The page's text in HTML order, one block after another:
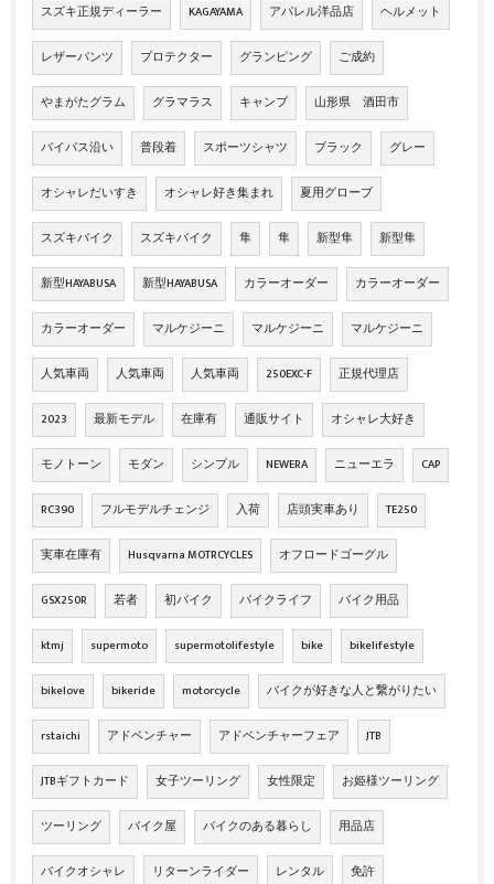
スズキ正規ディーラー KAGAYAMA アパレル洋品店 ヘルメット
レザーパンツ プロテクター グランピング ご成約
やまがたグラム グラマラス キャンプ 山形県 酒田市
バイパス沿い 普段着 スポーツシャツ ブラック グレー
オシャレだいすき オシャレ好き集まれ 夏用グローブ
スズキバイク スズキバイク 隼 隼 新型隼 新型隼
新型HAYABUSA 新型HAYABUSA カラーオーダー カラーオーダー
カラーオーダー マルケジーニ マルケジーニ マルケジーニ
人気車両 人気車両 人気車両 250EXC-F 正規代理店
2023 最新モデル 在庫有 通販サイト オシャレ大好き
モノトーン モダン シンプル NEWERA ニューエラ CAP
RC390 フルモデルチェンジ 入荷 店頭実車あり TE250
実車在庫有 Husqvarna MOTRCYCLES オフロードゴーグル
GSX250R 若者 初バイク バイクライフ バイク用品
ktmj supermoto supermotolifestyle bike bikelifestyle
bikelove bikeride motorcycle バイクが好きな人と繋がりたい
rstaichi アドベンチャー アドベンチャーフェア JTB
JTBギフトカード 女子ツーリング 女性限定 お姫様ツーリング
ツーリング バイク屋 バイクのある暮らし 用品店
バイクオシャレ リターンライダー レンタル 免許